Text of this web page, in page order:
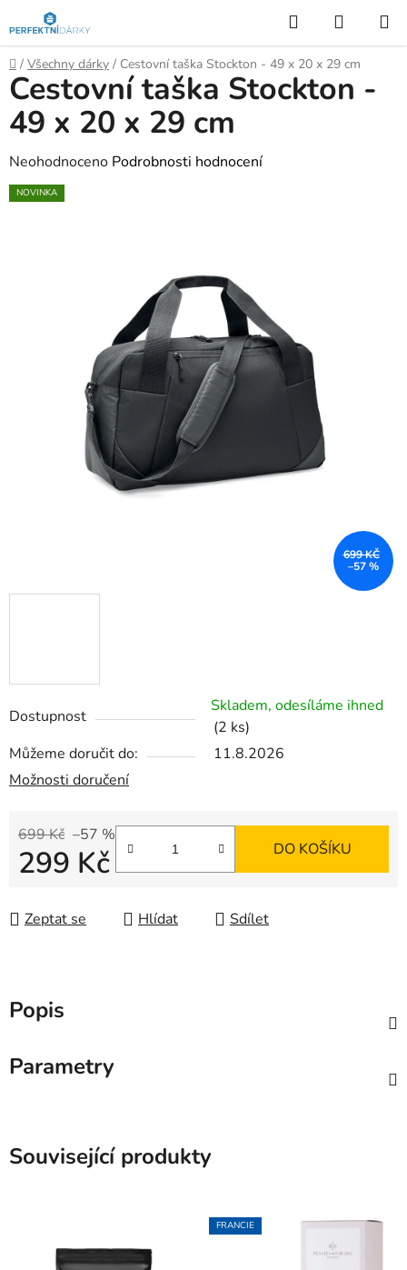
na
obsah
Hledat
KOŠÍK
Domů
/ Všechny dárky / Cestovní taška Stockton - 49 x 20 x 29 cm
Dostupnost
Skladem, odesíláme ihned
(2 ks)
Můžeme doručit do:
11.8.2026
Možnosti doručení
699 Kč –57 %
299 Kč DO KOŠÍKU
Zeptat se Hlídat Sdílet
Cestovní taška Stockton -
49 x 20 x 29 cm
Průměrné
hodnocení
Neohodnoceno Podrobnosti hodnocení
NOVINKA
699 KČ
–57 %
Popis
Parametry
Související produkty
FRANCIE